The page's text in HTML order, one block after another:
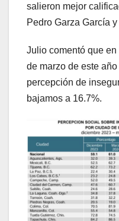
salieron mejor
Pedro Garza García
Julio comentó que
de marzo de este
percepción de
bajamos a 16.7%.